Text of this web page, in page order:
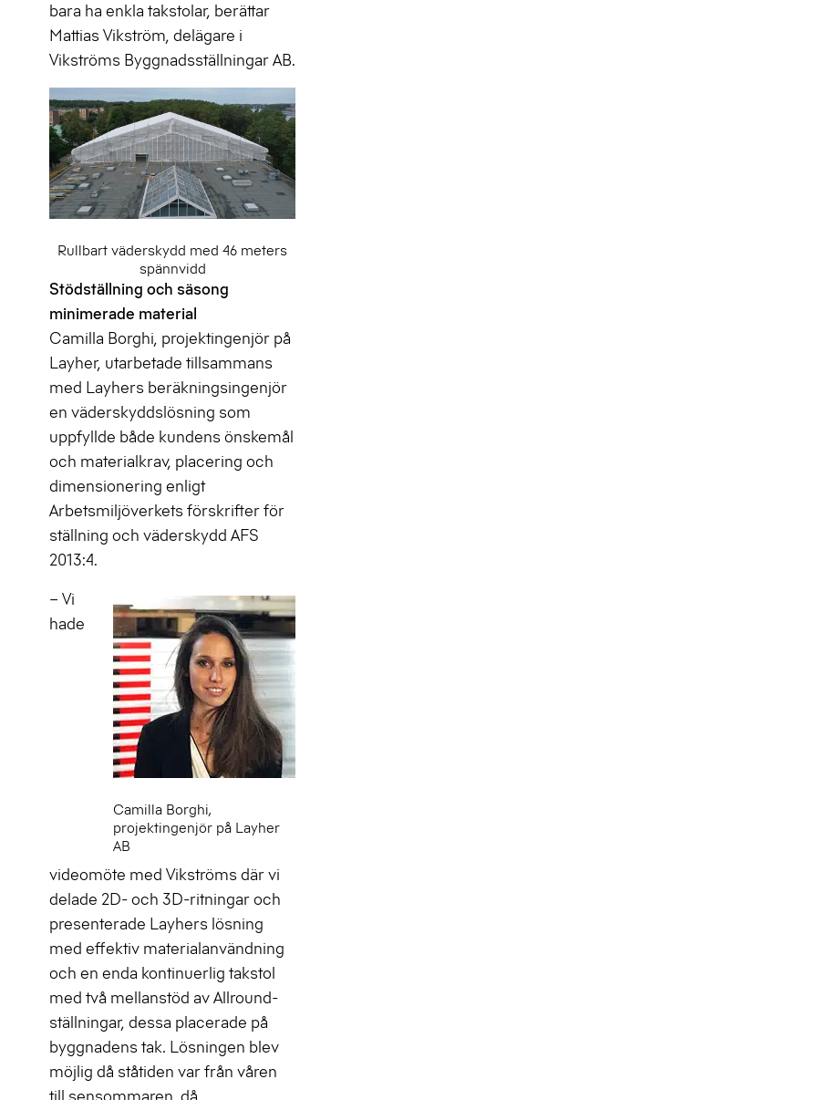
bara ha enkla takstolar, berättar
Mattias Vikström, delägare i
Vikströms Byggnadsställningar AB.
Rullbart väderskydd med 46 meters
spännvidd
Stödställning och säsong
minimerade material
Camilla Borghi, projektingenjör på
Layher, utarbetade tillsammans
med Layhers beräkningsingenjör
en väderskyddslösning som
uppfyllde både kundens önskemål
och materialkrav, placering och
dimensionering enligt
Arbetsmiljöverkets förskrifter för
ställning och väderskydd AFS
2013:4.
Camilla Borghi,
projektingenjör på Layher
AB
– Vi
hade
videomöte med Vikströms där vi
delade 2D- och 3D-ritningar och
presenterade Layhers lösning
med effektiv materialanvändning
och en enda kontinuerlig takstol
med två mellanstöd av Allround-
ställningar, dessa placerade på
byggnadens tak. Lösningen blev
möjlig då ståtiden var från våren